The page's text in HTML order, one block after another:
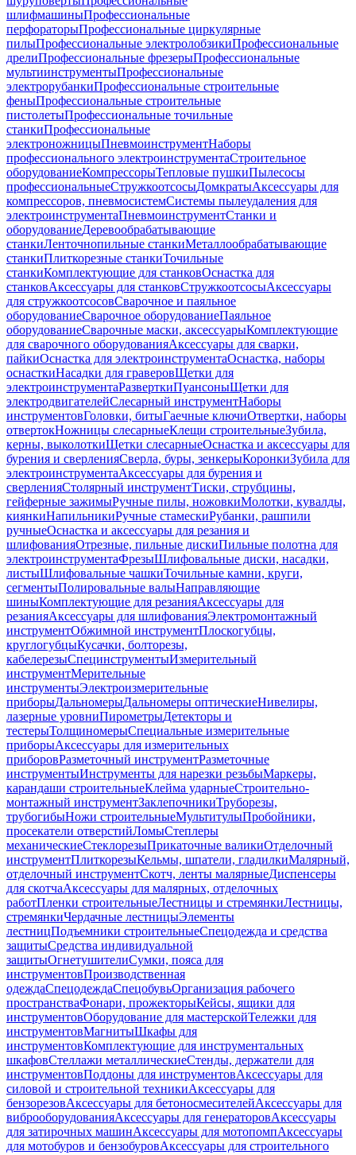
шлифмашиныПрофессиональные
перфораторыПрофессиональные циркулярные
пилыПрофессиональные электролобзикиПрофессиональные
дрелиПрофессиональные фрезерыПрофессиональные
мультиинструментыПрофессиональные
электрорубанкиПрофессиональные строительные
феныПрофессиональные строительные
пистолетыПрофессиональные точильные
станкиПрофессиональные
электроножницыПневмоинструментНаборы
профессионального электроинструментаСтроительное
оборудованиеКомпрессорыТепловые пушкиПылесосы
профессиональныеСтружкоотсосыДомкратыАксессуары для
компрессоров, пневмосистемСистемы пылеудаления для
электроинструментаПневмоинструментСтанки и
оборудованиеДеревообрабатывающие
станкиЛенточнопильные станкиМеталлообрабатывающие
станкиПлиткорезные станкиТочильные
станкиКомплектующие для станковОснастка для
станковАксессуары для станковСтружкоотсосыАксессуары
для стружкоотсосовСварочное и паяльное
оборудованиеСварочное оборудованиеПаяльное
оборудованиеСварочные маски, аксессуарыКомплектующие
для сварочного оборудованияАксессуары для сварки,
пайкиОснастка для электроинструментаОснастка, наборы
оснасткиНасадки для граверовЩетки для
электроинструментаРазверткиПуансоныЩетки для
электродвигателейСлесарный инструментНаборы
инструментовГоловки, битыГаечные ключиОтвертки, наборы
отвертокНожницы слесарныеКлещи строительныеЗубила,
керны, выколоткиЩетки слесарныеОснастка и аксессуары для
бурения и сверленияСверла, буры, зенкерыКоронкиЗубила для
электроинструментаАксессуары для бурения и
сверленияСтолярный инструментТиски, струбцины,
гейферные зажимыРучные пилы, ножовкиМолотки, кувалды,
киянкиНапильникиРучные стамескиРубанки, рашпили
ручныеОснастка и аксессуары для резания и
шлифованияОтрезные, пильные дискиПильные полотна для
электроинструментаФрезыШлифовальные диски, насадки,
листыШлифовальные чашкиТочильные камни, круги,
сегментыПолировальные валыНаправляющие
шиныКомплектующие для резанияАксессуары для
резанияАксессуары для шлифованияЭлектромонтажный
инструментОбжимной инструментПлоскогубцы,
круглогубцыКусачки, болторезы,
кабелерезыСпецинструментыИзмерительный
инструментМерительные
инструментыЭлектроизмерительные
приборыДальномерыДальномеры оптическиеНивелиры,
лазерные уровниПирометрыДетекторы и
тестерыТолщиномерыСпециальные измерительные
приборыАксессуары для измерительных
приборовРазметочный инструментРазметочные
инструментыИнструменты для нарезки резьбыМаркеры,
карандаши строительныеКлейма ударныеСтроительно-
монтажный инструментЗаклепочникиТруборезы,
трубогибыНожи строительныеМультитулыПробойники,
просекатели отверстийЛомыСтеплеры
механическиеСтеклорезыПрикаточные валикиОтделочный
инструментПлиткорезыКельмы, шпатели, гладилкиМалярный,
отделочный инструментСкотч, ленты малярныеДиспенсеры
для скотчаАксессуары для малярных, отделочных
работПленки строительныеЛестницы и стремянкиЛестницы,
стремянкиЧердачные лестницыЭлементы
лестницПодъемники строительныеСпецодежда и средства
защитыСредства индивидуальной
защитыОгнетушителиСумки, пояса для
инструментовПроизводственная
одеждаСпецодеждаСпецобувьОрганизация рабочего
пространстваФонари, прожекторыКейсы, ящики для
инструментовОборудование для мастерскойТележки для
инструментовМагнитыШкафы для
инструментовКомплектующие для инструментальных
шкафовСтеллажи металлическиеСтенды, держатели для
инструментовПоддоны для инструментовАксессуары для
силовой и строительной техникиАксессуары для
бензорезовАксессуары для бетоносмесителейАксессуары для
виброоборудованияАксессуары для генераторовАксессуары
для затирочных машинАксессуары для мотопомпАксессуары
для мотобуров и бензобуровАксессуары для строительного